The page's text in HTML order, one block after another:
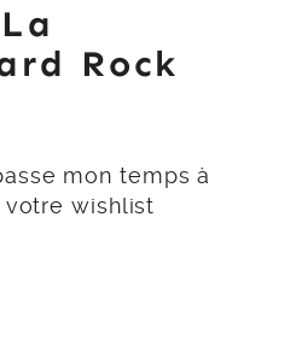
Rock
mon temps à
wishlist